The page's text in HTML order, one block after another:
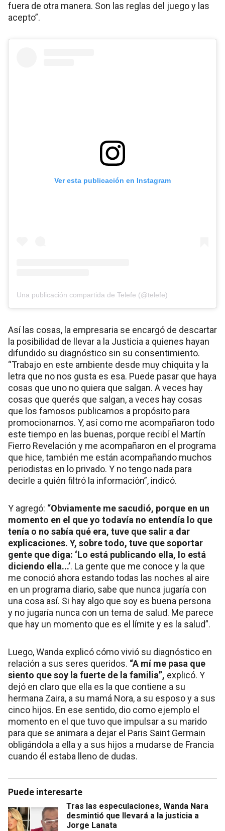
fuera de otra manera. Son las reglas del juego y las
acepto”.
Ver esta publicación en Instagram
Una publicación compartida de Telefe (@telefe)
Así las cosas, la empresaria se encargó de descartar
la posibilidad de llevar a la Justicia a quienes hayan
difundido su diagnóstico sin su consentimiento.
“Trabajo en este ambiente desde muy chiquita y la
letra que no nos gusta es esa. Puede pasar que haya
cosas que uno no quiera que salgan. A veces hay
cosas que querés que salgan, a veces hay cosas
que los famosos publicamos a propósito para
promocionarnos. Y, así como me acompañaron todo
este tiempo en las buenas, porque recibí el Martín
Fierro Revelación y me acompañaron en el programa
que hice, también me están acompañando muchos
periodistas en lo privado. Y no tengo nada para
decirle a quién filtró la información”, indicó.
Y agregó: “Obviamente me sacudió, porque en un
momento en el que yo todavía no entendía lo que
tenía o no sabía qué era, tuve que salir a dar
explicaciones. Y, sobre todo, tuve que soportar
gente que diga: ‘Lo está publicando ella, lo está
diciendo ella...’. La gente que me conoce y la que
me conoció ahora estando todas las noches al aire
en un programa diario, sabe que nunca jugaría con
una cosa así. Si hay algo que soy es buena persona
y no jugaría nunca con un tema de salud. Me parece
que hay un momento que es el límite y es la salud”.
Luego, Wanda explicó cómo vivió su diagnóstico en
relación a sus seres queridos. “A mí me pasa que
siento que soy la fuerte de la familia”, explicó. Y
dejó en claro que ella es la que contiene a su
hermana Zaira, a su mamá Nora, a su esposo y a sus
cinco hijos. En ese sentido, dio como ejemplo el
momento en el que tuvo que impulsar a su marido
para que se animara a dejar el Paris Saint Germain
obligándola a ella y a sus hijos a mudarse de Francia
cuando él estaba lleno de dudas.
Puede interesarte
Tras las especulaciones, Wanda Nara
desmintió que llevará a la justicia a
Jorge Lanata